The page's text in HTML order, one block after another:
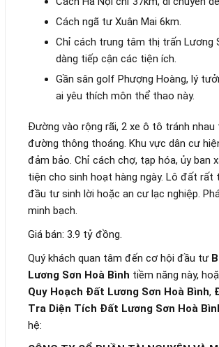
Cách ngã tư Xuân Mai 6km.
Chỉ cách trung tâm thị trấn Lương
dàng tiếp cận các tiện ích.
Gần sân golf Phượng Hoàng, lý
ai yêu thích môn thể thao này.
Đường vào rộng rãi, 2 xe ô tô tránh nhau
đường thông thoáng. Khu vực dân cư
đảm bảo. Chỉ cách chợ, tạp hóa, ủy ban
tiện cho sinh hoạt hàng ngày. Lô đất rất
đầu tư sinh lời hoặc an cư lạc nghiệp.
minh bạch.
Giá bán: 3.9 tỷ đồng.
Quý khách quan tâm đến cơ hội đầu tư
Lương Sơn Hoà Bình tiềm năng này,
Quy Hoạch Đất Lương Sơn Hoà Bình,
Tra Diện Tích Đất Lương Sơn Hoà
hệ: